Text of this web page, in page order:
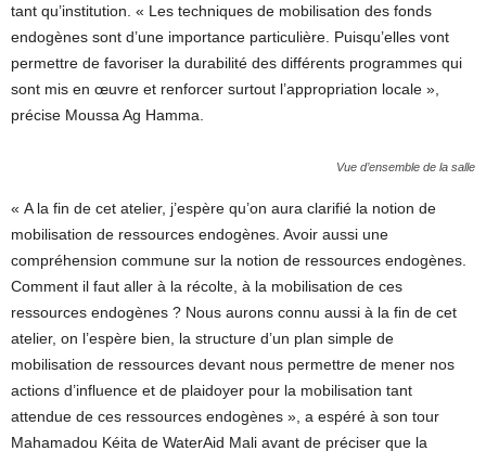
tant qu’institution. « Les techniques de mobilisation des fonds
endogènes sont d’une importance particulière. Puisqu’elles vont
permettre de favoriser la durabilité des différents programmes qui
sont mis en œuvre et renforcer surtout l’appropriation locale »,
précise Moussa Ag Hamma.
Vue d’ensemble de la salle
« A la fin de cet atelier, j’espère qu’on aura clarifié la notion de
mobilisation de ressources endogènes. Avoir aussi une
compréhension commune sur la notion de ressources endogènes.
Comment il faut aller à la récolte, à la mobilisation de ces
ressources endogènes ? Nous aurons connu aussi à la fin de cet
atelier, on l’espère bien, la structure d’un plan simple de
mobilisation de ressources devant nous permettre de mener nos
actions d’influence et de plaidoyer pour la mobilisation tant
attendue de ces ressources endogènes », a espéré à son tour
Mahamadou Kéita de WaterAid Mali avant de préciser que la